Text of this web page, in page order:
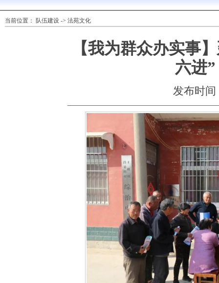
当前位置： 队伍建设 -> 法苑文化
【我为群众办实事
六进
发布时间